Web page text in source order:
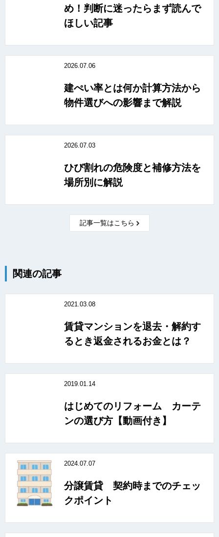
め！判断に迷ったらまず読んで
ほしい記事
2026.07.06
建ぺい率とは何か計算方法から
物件選びへの影響まで解説
2026.07.03
ひび割れの危険度と補修方法を
場所別に解説
記事一覧はこちら
関連の記事
2021.03.08
賃貸マンションを退去・解約す
るとき返金されるお金とは？
2019.01.14
はじめてのリフォーム カーテ
ンの選び方【動画付き】
2024.07.07
分譲賃貸 契約時までのチェッ
クポイント